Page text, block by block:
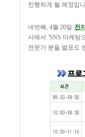
진행하게 될 예정입
네번째, 4월 20일 전
사에서 'SNS 마케팅
전문가 분들 발표도